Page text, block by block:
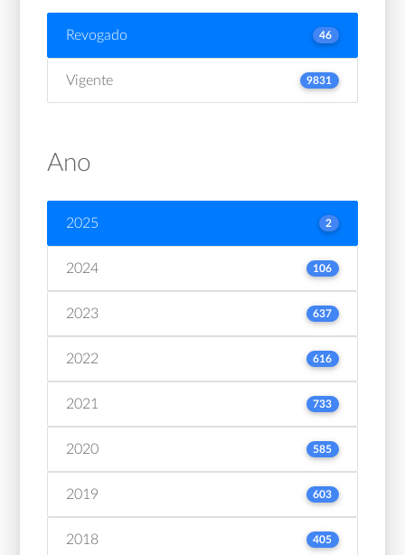
Revogado 46
Vigente 9831
Ano
2025 2
2024 106
2023 637
2022 616
2021 733
2020 585
2019 603
2018 405